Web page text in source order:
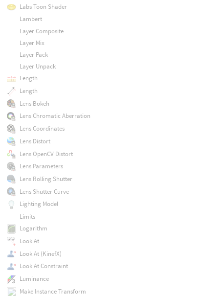
Labs Toon Shader
Lambert
Layer Composite
Layer Mix
Layer Pack
Layer Unpack
Length
Length
Lens Bokeh
Lens Chromatic Aberration
Lens Coordinates
Lens Distort
Lens OpenCV Distort
Lens Parameters
Lens Rolling Shutter
Lens Shutter Curve
Lighting Model
Limits
Logarithm
Look At
Look At (KinefX)
Look At Constraint
Luminance
Make Instance Transform